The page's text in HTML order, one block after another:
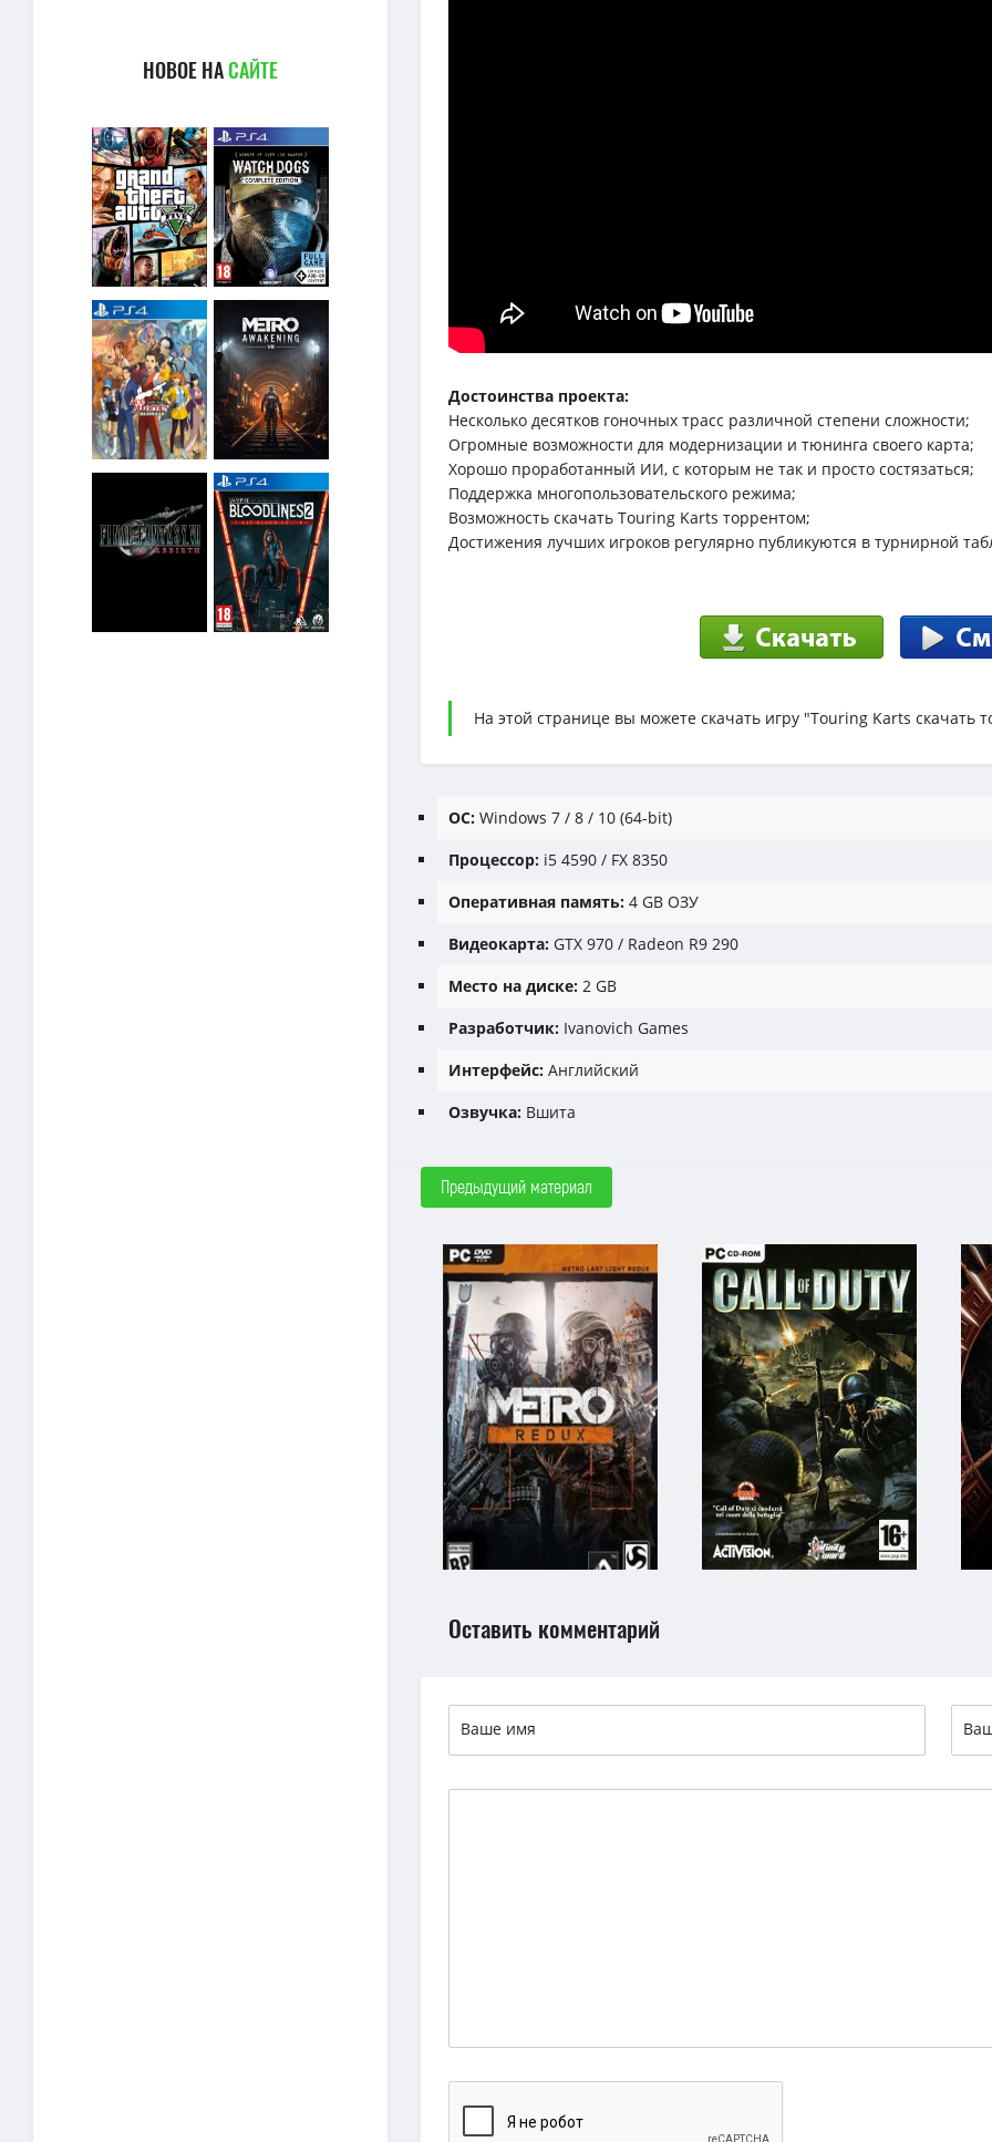
НОВОЕ НАСАЙТЕ
Достоинства проекта:
Несколько десятков гоночных трасс различной степени сложности;
Огромные возможности для модернизации и тюнинга своего карта;
Хорошо проработанный ИИ, с которым не так и просто состязаться;
Поддержка многопользовательского режима;
Возможность скачать Touring Karts торрентом;
Достижения лучших игроков регулярно публикуются в турнирной
На этой странице вы можете скачать игру "Touring Karts скачать
ОС: Windows 7 / 8 / 10 (64-bit)
Процессор: i5 4590 / FX 8350
Оперативная память: 4 GB ОЗУ
Видеокарта: GTX 970 / Radeon R9 290
Место на диске: 2 GB
Разработчик: Ivanovich Games
Интерфейс: Английский
Озвучка: Вшита
Предыдущий материал
Оставить комментарий